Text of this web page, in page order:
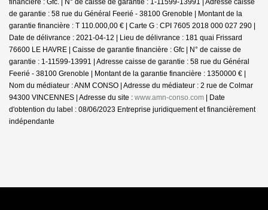
financière : Gfc. | N° de caisse de garantie : 1-11599-13991 | Adresse caisse
de garantie : 58 rue du Général Feerié - 38100 Grenoble | Montant de la
garantie financière : T 110.000,00 € | Carte G : CPI 7605 2018 000 027 290 |
Date de délivrance : 2021-04-12 | Lieu de délivrance : 181 quai Frissard
76600 LE HAVRE | Caisse de garantie financière : Gfc | N° de caisse de
garantie : 1-11599-13991 | Adresse caisse de garantie : 58 rue du Général
Feerié - 38100 Grenoble | Montant de la garantie financière : 1350000 € |
Nom du médiateur : ANM CONSO | Adresse du médiateur : 2 rue de Colmar
94300 VINCENNES | Adresse du site : www.amn-conso.com | Date
d'obtention du label : 08/06/2023 Entreprise juridiquement et financièrement
indépendante